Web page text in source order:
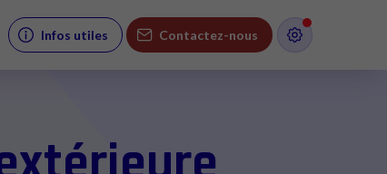
Infos utiles Contactez-nous